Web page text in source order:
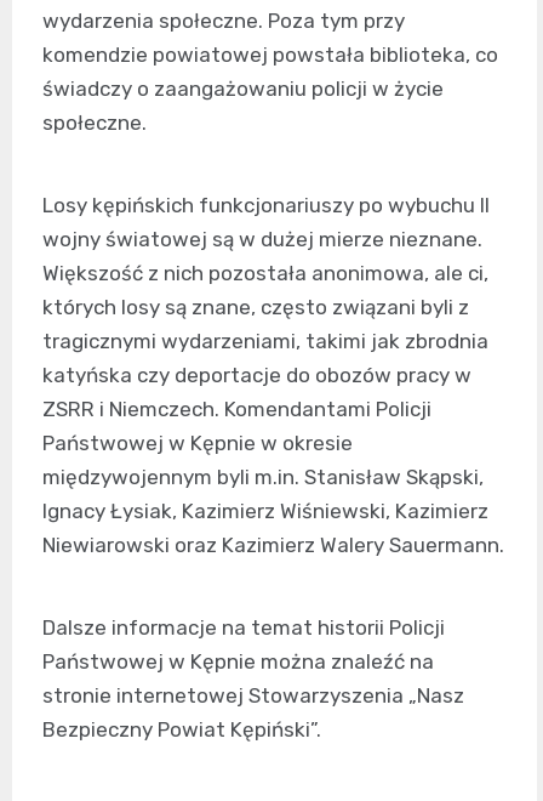
wydarzenia społeczne. Poza tym przy
komendzie powiatowej powstała biblioteka, co
świadczy o zaangażowaniu policji w życie
społeczne.
Losy kępińskich funkcjonariuszy po wybuchu II
wojny światowej są w dużej mierze nieznane.
Większość z nich pozostała anonimowa, ale ci,
których losy są znane, często związani byli z
tragicznymi wydarzeniami, takimi jak zbrodnia
katyńska czy deportacje do obozów pracy w
ZSRR i Niemczech. Komendantami Policji
Państwowej w Kępnie w okresie
międzywojennym byli m.in. Stanisław Skąpski,
Ignacy Łysiak, Kazimierz Wiśniewski, Kazimierz
Niewiarowski oraz Kazimierz Walery Sauermann.
Dalsze informacje na temat historii Policji
Państwowej w Kępnie można znaleźć na
stronie internetowej Stowarzyszenia „Nasz
Bezpieczny Powiat Kępiński”.